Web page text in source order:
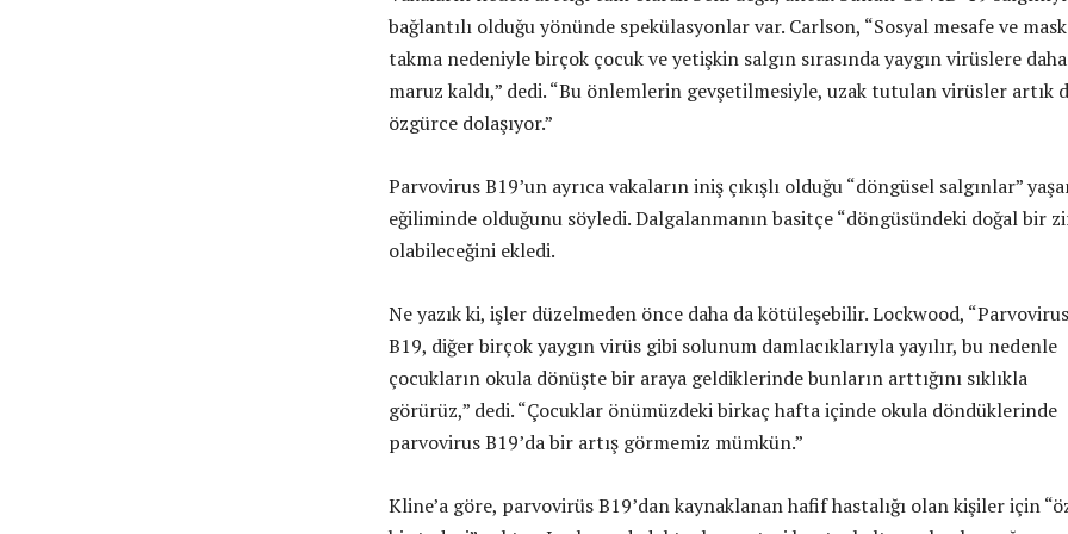
bağlantılı olduğu yönünde spekülasyonlar var. Carlson, “Sosyal mesafe ve
takma nedeniyle birçok çocuk ve yetişkin salgın sırasında yaygın virüslere
maruz kaldı,” dedi. “Bu önlemlerin gevşetilmesiyle, uzak tutulan virüsler artık
özgürce dolaşıyor.”
Parvovirus B19’un ayrıca vakaların iniş çıkışlı olduğu “döngüsel salgınlar”
eğiliminde olduğunu söyledi. Dalgalanmanın basitçe “döngüsündeki doğal bir
olabileceğini ekledi.
Ne yazık ki, işler düzelmeden önce daha da kötüleşebilir. Lockwood, “Parvovirus
B19, diğer birçok yaygın virüs gibi solunum damlacıklarıyla yayılır, bu nedenle
çocukların okula dönüşte bir araya geldiklerinde bunların arttığını sıklıkla
görürüz,” dedi. “Çocuklar önümüzdeki birkaç hafta içinde okula döndüklerinde
parvovirus B19’da bir artış görmemiz mümkün.”
Kline’a göre, parvovirüs B19’dan kaynaklanan hafif hastalığı olan kişiler için